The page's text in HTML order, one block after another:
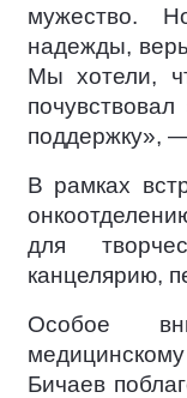
мужество.
надежды,
Мы хотели,
поддержку»,
В рамках
для
канцелярию,
Особое
Бичаев